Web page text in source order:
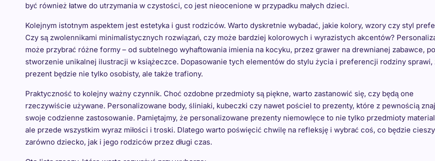
być również łatwe do utrzymania w czystości, co jest nieocenione w przypadku małych dzieci.
Kolejnym istotnym aspektem jest estetyka i gust rodziców. Warto dyskretnie wybadać, jakie kolory, wzory czy styl
Czy są zwolennikami minimalistycznych rozwiązań, czy może bardziej kolorowych i wyrazistych akcentów?
może przybrać różne formy – od subtelnego wyhaftowania imienia na kocyku, przez grawer na drewnianej zabawce, po
stworzenie unikalnej ilustracji w książeczce. Dopasowanie tych elementów do stylu życia i preferencji rodziny sprawi,
prezent będzie nie tylko osobisty, ale także trafiony.
Praktyczność to kolejny ważny czynnik. Choć ozdobne przedmioty są piękne, warto zastanowić się, czy będą one
rzeczywiście używane. Personalizowane body, śliniaki, kubeczki czy nawet pościel to prezenty, które z pewnością
swoje codzienne zastosowanie. Pamiętajmy, że personalizowane prezenty niemowlęce to nie tylko przedmioty
ale przede wszystkim wyraz miłości i troski. Dlatego warto poświęcić chwilę na refleksję i wybrać coś, co będzie
zarówno dziecko, jak i jego rodziców przez długi czas.